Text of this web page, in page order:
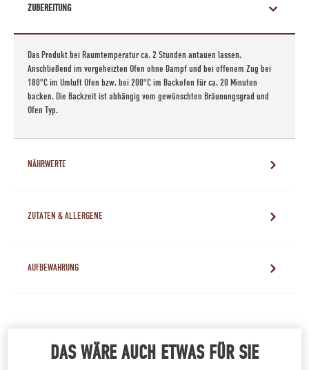
ZUBEREITUNG
Das Produkt bei Raumtemperatur ca. 2 Stunden antauen lassen.
Anschließend im vorgeheizten Ofen ohne Dampf und bei offenem Zug bei
180°C im Umluft Ofen bzw. bei 200°C im Backofen für ca. 20 Minuten
backen. Die Backzeit ist abhängig vom gewünschten Bräunungsgrad und
Ofen Typ.
NÄHRWERTE
ZUTATEN & ALLERGENE
AUFBEWAHRUNG
DAS WÄRE AUCH ETWAS FÜR SIE